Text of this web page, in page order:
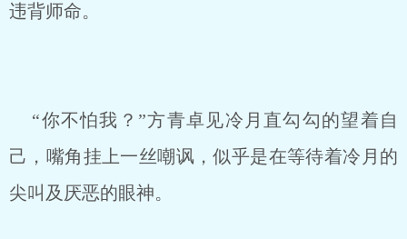
违背师命。
“你不怕我？”方青卓见冷月直勾勾的望着自
己，嘴角挂上一丝嘲讽，似乎是在等待着冷月的
尖叫及厌恶的眼神。